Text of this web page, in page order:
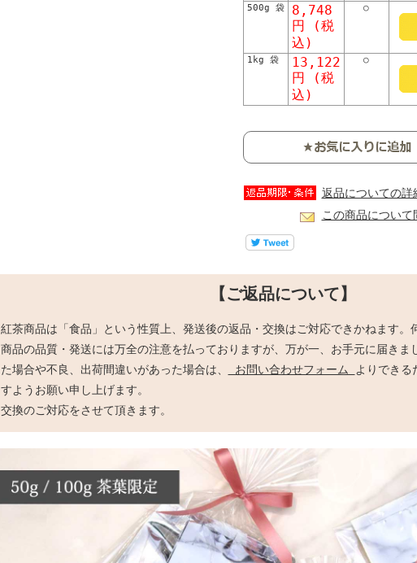
500g 袋
8,748
円 (税
込)
○
1kg 袋
13,122
円 (税
込)
○
返品についての詳
この商品について
【ご返品について】
紅茶商品は「食品」という性質上、発送後の返品・交換はご対応できかねます。
商品の品質・発送には万全の注意を払っておりますが、万が一、お手元に届きま
た場合や不良、出荷間違いがあった場合は、
お問い合わせフォーム
よりできる
すようお願い申し上げます。
交換のご対応をさせて頂きます。